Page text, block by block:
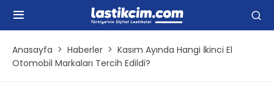
Anasayfa Haberler
Kasım Ayında Hangi İkinci El
Otomobil Markaları Tercih Edildi?